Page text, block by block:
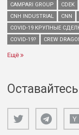
CAMPARI GROUP
CDEK
CNH INDUSTRIAL
CNN
COVID-19 КРУПНЫЕ
COVID-19?
CREW
Ещё